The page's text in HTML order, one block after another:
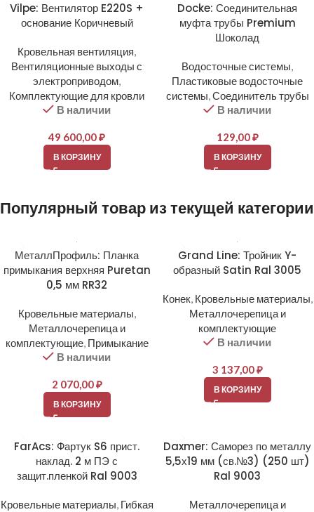
Vilpe: Вентилятор E220S +
основание Коричневый
Кровельная вентиляция,
Вентиляционные выходы с
электроприводом,
Комплектующие для кровли
В наличии
49 600,00₽
В КОРЗИНУ
Docke: Соединительная
муфта трубы Premium
Шоколад
Водосточные системы,
Пластиковые водосточные
системы,Соединитель трубы
В наличии
129,00₽
В КОРЗИНУ
Популярный товар из текущей категории
МеталлПрофиль: Планка
примыкания верхняя Puretan
0,5 мм RR32
Кровельные материалы,
Металлочерепица и
комплектующие, Примыкание
В наличии
2 070,00₽
В КОРЗИНУ
Grand Line: Тройник Y-
образный Satin Ral 3005
Конек, Кровельные материалы,
Металлочерепица и
комплектующие
В наличии
3 137,00₽
В КОРЗИНУ
FarAcs: Фартук S6 прист.
наклад. 2 м ПЭ с
защит.пленкой Ral 9003
Кровельные материалы, Гибкая
Daxmer: Саморез по металлу
5,5х19 мм (св.№3) (250 шт)
Ral 9003
Металлочерепица и